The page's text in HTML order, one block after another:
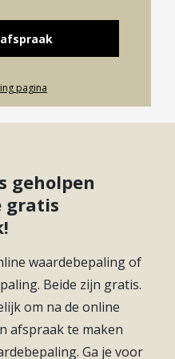
isolatie van
Oude-Dorp
en de Albert-
fietsafstand.
zijn vanaf de
te bereiken.
Warmtepomp
Huur
pagina
geholpen
gratis
waardebepaling of
Beide zijn gratis.
om na de online
afspraak te maken
Ga je voor